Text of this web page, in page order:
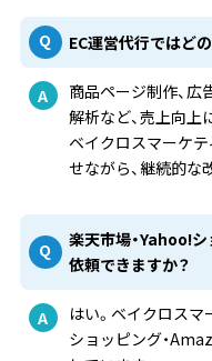
EC運営代行ではど
商品ページ制作、広
解析など、売上向上
ベイクロスマーケテ
せながら、継続的な
楽天市場・Yahoo!
依頼できますか？
はい。ベイクロスマ
ショッピング・